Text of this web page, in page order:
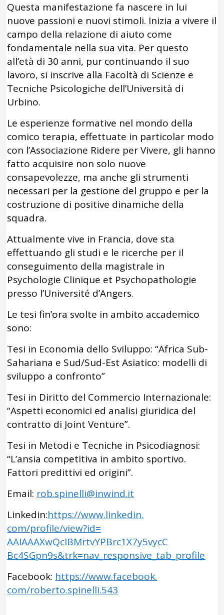
Questa manifestazione fa nascere in lui
nuove passioni e nuovi stimoli. Inizia a vivere il
campo della relazione di aiuto come
fondamentale nella sua vita. Per questo
all’età di 30 anni, pur continuando il suo
lavoro, si inscrive alla Facoltà di Scienze e
Tecniche Psicologiche dell’Università di
Urbino.
Le esperienze formative nel mondo della
comico terapia, effettuate in particolar modo
con l’Associazione Ridere per Vivere, gli hanno
fatto acquisire non solo nuove
consapevolezze, ma anche gli strumenti
necessari per la gestione del gruppo e per la
costruzione di positive dinamiche della
squadra.
Attualmente vive in Francia, dove sta
effettuando gli studi e le ricerche per il
conseguimento della magistrale in
Psychologie Clinique et Psychopathologie
presso l’Université d’Angers.
Le tesi fin’ora svolte in ambito accademico
sono:
Tesi in Economia dello Sviluppo: “Africa Sub-
Sahariana e Sud/Sud-Est Asiatico: modelli di
sviluppo a confronto”
Tesi in Diritto del Commercio Internazionale:
“Aspetti economici ed analisi giuridica del
contratto di Joint Venture”.
Tesi in Metodi e Tecniche in Psicodiagnosi:
“L’ansia competitiva in ambito sportivo.
Fattori predittivi ed origini”.
Email: rob.spinelli@inwind.it
Linkedin:https://www.linkedin.
com/profile/view?id=
AAIAAAXwQcIBMrtvYPBrc1X7y5vycC
Bc4SGpn9s&trk=nav_responsive_tab_profile
Facebook: https://www.facebook.
com/roberto.spinelli.543